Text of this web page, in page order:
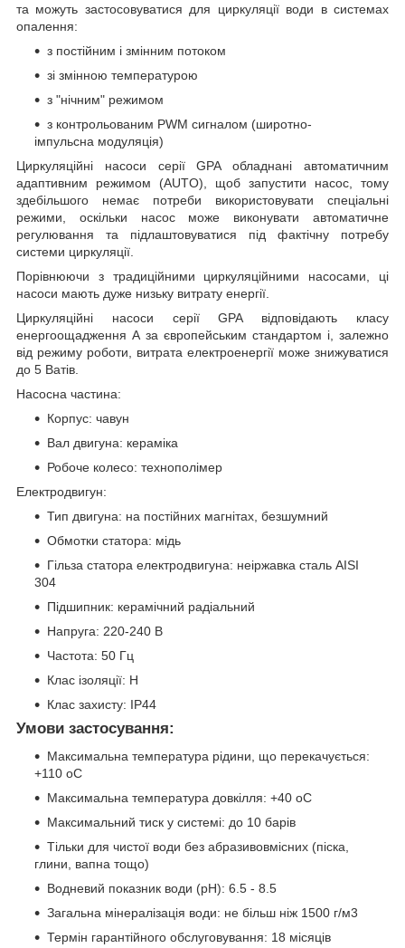
та можуть застосовуватися для циркуляції води в системах
опалення:
з постійним і змінним потоком
зі змінною температурою
з "нічним" режимом
з контрольованим PWM сигналом (широтно-
імпульсна модуляція)
Циркуляційні насоси серії GPA обладнані автоматичним
адаптивним режимом (AUTO), щоб запустити насос, тому
здебільшого немає потреби використовувати спеціальні
режими, оскільки насос може виконувати автоматичне
регулювання та підлаштовуватися під фактічну потребу
системи циркуляції.
Порівнюючи з традиційними циркуляційними насосами, ці
насоси мають дуже низьку витрату енергії.
Циркуляційні насоси серії GPA відповідають класу
енергоощадження А за європейським стандартом і, залежно
від режиму роботи, витрата електроенергії може знижуватися
до 5 Ватів.
Насосна частина:
Корпус: чавун
Вал двигуна: кераміка
Робоче колесо: технополімер
Електродвигун:
Тип двигуна: на постійних магнітах, безшумний
Обмотки статора: мідь
Гільза статора електродвигуна: неіржавка сталь AISI
304
Підшипник: керамічний радіальний
Напруга: 220-240 В
Частота: 50 Гц
Клас ізоляції: Н
Клас захисту: IP44
Умови застосування:
Максимальна температура рідини, що перекачується:
+110 oC
Максимальна температура довкілля: +40 oC
Максимальний тиск у системі: до 10 барів
Тільки для чистої води без абразивовмісних (піска,
глини, вапна тощо)
Водневий показник води (pH): 6.5 - 8.5
Загальна мінералізація води: не більш ніж 1500 г/м3
Термін гарантійного обслуговування: 18 місяців